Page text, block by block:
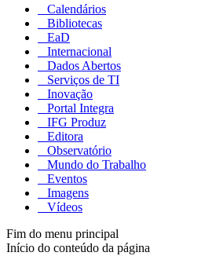
Calendários
Bibliotecas
EaD
Internacional
Dados Abertos
Serviços de TI
Inovação
Portal Integra
IFG Produz
Editora
Observatório
Mundo do Trabalho
Eventos
Imagens
Vídeos
Fim do menu principal
Início do conteúdo da página